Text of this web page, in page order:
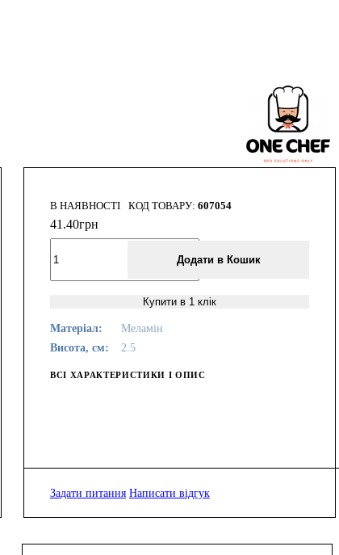
В НАЯВНОСТІ 607054
41 .40грн
Додати в Кошик
Купити в 1 клік
Матеріал:
Меламін
Висота, см:
2.5
ВСІ ХАРАКТЕРИСТИКИ І ОПИС
Задати питання Написати відгук